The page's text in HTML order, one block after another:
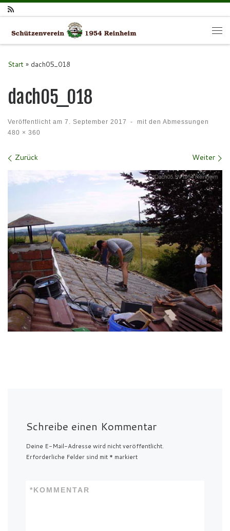
Zum Inhalt springen
Start » dach05_018
dach05_018
Veröffentlicht am 7. September 2017 -
mit den Abmessungen
480 × 360
Bilder Navigation
Zurück Weiter
Schreibe einen Kommentar
Deine E-Mail-Adresse wird nicht veröffentlicht.
Erforderliche Felder sind mit * markiert
KOMMENTAR
*